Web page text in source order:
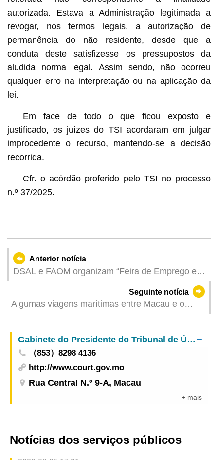
autorizada. Estava a Administração legitimada a
revogar, nos termos legais, a autorização de
permanência do não residente, desde que a
conduta deste satisfizesse os pressupostos da
aludida norma legal. Assim sendo, não ocorreu
qualquer erro na interpretação ou na aplicação da
lei.
Em face de todo o que ficou exposto e
justificado, os juízes do TSI acordaram em julgar
improcedente o recurso, mantendo-se a decisão
recorrida.
Cfr. o acórdão proferido pelo TSI no processo
n.º 37/2025.
Anterior notícia
DSAL e FAOM organizam “Feira de Emprego e
31)
Seguinte notícia
Algumas viagens marítimas entre Macau e o
mau tempo
Gabinete do Presidente do Tribunal de Última Instância
（853）8298 4136
http://www.court.gov.mo
Rua Central N.º 9-A, Macau
+ mais
Notícias dos serviços públicos